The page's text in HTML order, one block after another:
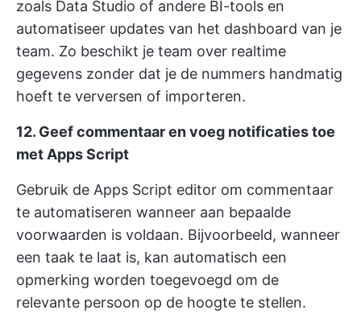
zoals Data Studio of andere BI-tools en
automatiseer updates van het dashboard van je
team. Zo beschikt je team over realtime
gegevens zonder dat je de nummers handmatig
hoeft te verversen of importeren.
12. Geef commentaar en voeg notificaties toe
met Apps Script
Gebruik de Apps Script editor om commentaar
te automatiseren wanneer aan bepaalde
voorwaarden is voldaan. Bijvoorbeeld, wanneer
een taak te laat is, kan automatisch een
opmerking worden toegevoegd om de
relevante persoon op de hoogte te stellen.